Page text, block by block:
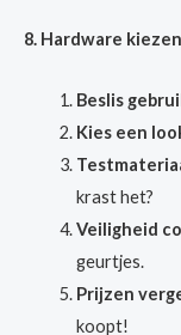
8. Hardware
Beslis
Kies een
krast het?
Veiligheid
geurtjes.
Prijzen
koopt!